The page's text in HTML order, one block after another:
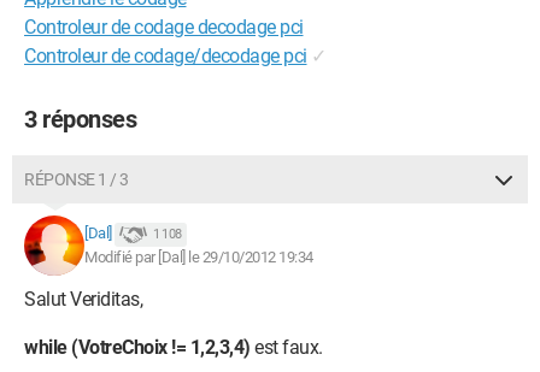
{
    int VotreChoix;
    // On affiche le menu
    printf("=== Menu ===\n");
    printf("\t2. Mc Deluxe\n");
    printf("\t3. Mc Bacon\n");
    printf("\t4. Big Mac\n");
    printf("Quel est votre choix ?\n");
    scanf("%d", &VotreChoix); //On demande le choix
Controleur de codage decodage pci
Controleur de codage/decodage pci ✓
3 réponses
RÉPONSE 1 / 3
[Dal] 1 108
Modifié par [Dal] le 29/10/2012 19:34
Salut Veriditas,
while (VotreChoix != 1,2,3,4) est faux.